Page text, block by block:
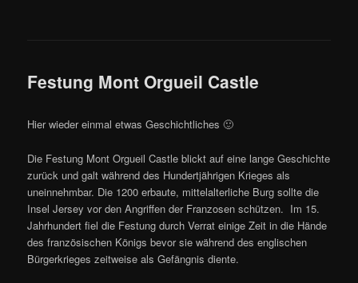
Festung Mont Orgueil Castle
Hier wieder einmal etwas Geschichtliches 🙂
Die Festung Mont Orgueil Castle blickt auf eine lange Geschichte
zurück und galt während des Hundertjährigen Krieges als
uneinnehmbar. Die 1200 erbaute, mittelalterliche Burg sollte die
Insel Jersey vor den Angriffen der Franzosen schützen. Im 15.
Jahrhundert fiel die Festung durch Verrat einige Zeit in die Hände
des französischen Königs bevor sie während des englischen
Bürgerkrieges zeitweise als Gefängnis diente.